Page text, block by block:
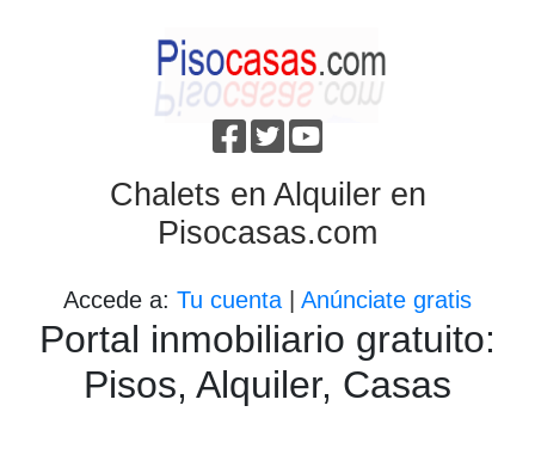
Chalets en Alquiler en
Pisocasas.com
Accede a: Tu cuenta Anúnciate gratis
Portal inmobiliario gratuito:
Pisos, Alquiler, Casas